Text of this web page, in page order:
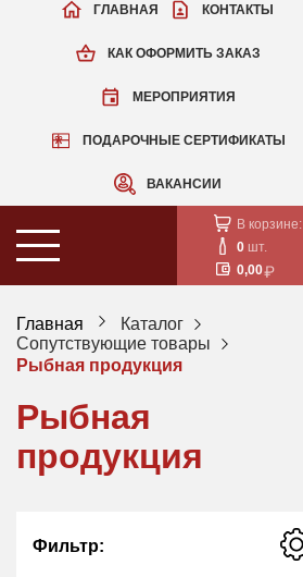
КАК ОФОРМИТЬ ЗАКАЗ
МЕРОПРИЯТИЯ
ПОДАРОЧНЫЕ СЕРТИФИКАТЫ
ВАКАНСИИ
ГЛАВНАЯ КОНТАКТЫ
В корзине:
0 шт.
0,00
Главная
Каталог
Сопутствующие товары
Рыбная продукция
Рыбная
продукция
Фильтр: